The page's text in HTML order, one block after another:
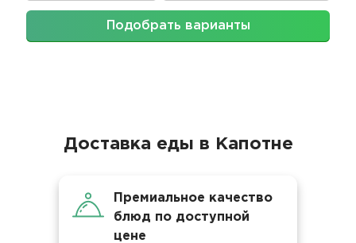
Подобрать варианты
Доставка еды в Капотне
Премиальное качество
блюд по доступной
цене